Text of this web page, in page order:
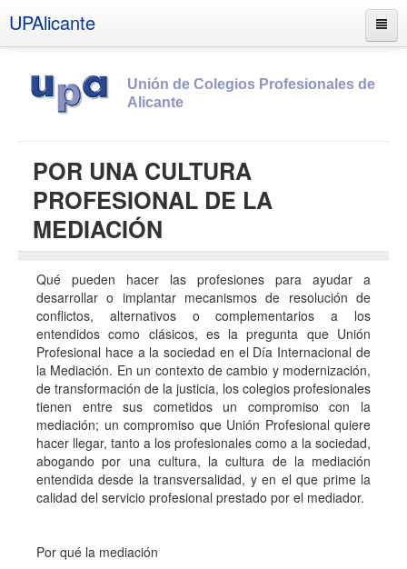
UPAlicante
Unión de Colegios Profesionales de
Alicante
Socios
Estatutos
Documentos
Boletines
UPSANA
PROA
Contacto
POR UNA CULTURA
PROFESIONAL DE LA
MEDIACIÓN
Qué pueden hacer las profesiones para ayudar a
desarrollar o implantar mecanismos de resolución de
conflictos, alternativos o complementarios a los
entendidos como clásicos, es la pregunta que Unión
Profesional hace a la sociedad en el Día Internacional de
la Mediación. En un contexto de cambio y modernización,
de transformación de la justicia, los colegios profesionales
tienen entre sus cometidos un compromiso con la
mediación; un compromiso que Unión Profesional quiere
hacer llegar, tanto a los profesionales como a la sociedad,
abogando por una cultura, la cultura de la mediación
entendida desde la transversalidad, y en el que prime la
calidad del servicio profesional prestado por el mediador.
Por qué la mediación